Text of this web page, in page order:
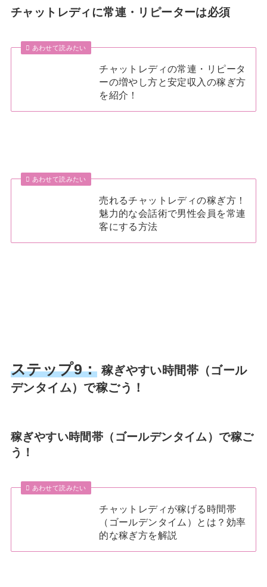
チャットレディに常連・リピーターは必須
あわせて読みたい
チャットレディの常連・リピータ
ーの増やし方と安定収入の稼ぎ方
を紹介！
あわせて読みたい
売れるチャットレディの稼ぎ方！
魅力的な会話術で男性会員を常連
客にする方法
ステップ9： 稼ぎやすい時間帯（ゴール
デンタイム）で稼ごう！
稼ぎやすい時間帯（ゴールデンタイム）で稼ご
う！
あわせて読みたい
チャットレディが稼げる時間帯
（ゴールデンタイム）とは？効率
的な稼ぎ方を解説